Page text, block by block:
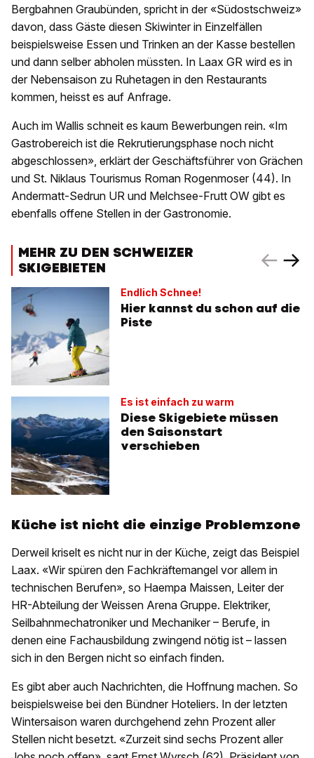
Bergbahnen Graubünden, spricht in der «Südostschweiz»
davon, dass Gäste diesen Skiwinter in Einzelfällen
beispielsweise Essen und Trinken an der Kasse bestellen
und dann selber abholen müssten. In Laax GR wird es in
der Nebensaison zu Ruhetagen in den Restaurants
kommen, heisst es auf Anfrage.
Auch im Wallis schneit es kaum Bewerbungen rein. «Im
Gastrobereich ist die Rekrutierungsphase noch nicht
abgeschlossen», erklärt der Geschäftsführer von Grächen
und St. Niklaus Tourismus Roman Rogenmoser (44). In
Andermatt-Sedrun UR und Melchsee-Frutt OW gibt es
ebenfalls offene Stellen in der Gastronomie.
MEHR ZU DEN SCHWEIZER
SKIGEBIETEN
Endlich Schnee!
Hier kannst du schon auf die
Piste
Es ist einfach zu warm
Diese Skigebiete müssen
den Saisonstart
verschieben
Küche ist nicht die einzige Problemzone
Derweil kriselt es nicht nur in der Küche, zeigt das Beispiel
Laax. «Wir spüren den Fachkräftemangel vor allem in
technischen Berufen», so Haempa Maissen, Leiter der
HR-Abteilung der Weissen Arena Gruppe. Elektriker,
Seilbahnmechatroniker und Mechaniker – Berufe, in
denen eine Fachausbildung zwingend nötig ist – lassen
sich in den Bergen nicht so einfach finden.
Es gibt aber auch Nachrichten, die Hoffnung machen. So
beispielsweise bei den Bündner Hoteliers. In der letzten
Wintersaison waren durchgehend zehn Prozent aller
Stellen nicht besetzt. «Zurzeit sind sechs Prozent aller